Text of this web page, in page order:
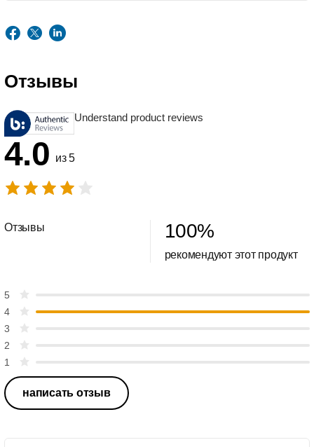
Отзывы
Understand product reviews
4.0 из 5
Отзывы 100%
рекомендуют этот продукт
5
4
3
2
1
написать отзыв